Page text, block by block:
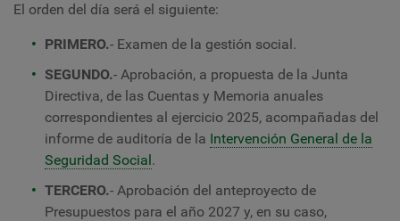
El orden del día será el siguiente:
PRIMERO.- Examen de la gestión social.
SEGUNDO.- Aprobación, a propuesta de la Junta
Directiva, de las Cuentas y Memoria anuales
correspondientes al ejercicio 2025, acompañadas del
informe de auditoría de la Intervención General de la
Seguridad Social.
TERCERO.- Aprobación del anteproyecto de
Presupuestos para el año 2027 y, en su caso,